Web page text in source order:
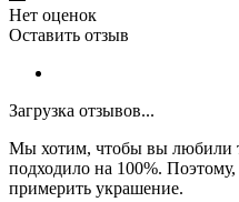
Нет оценок
Оставить отзыв
Загрузка отзывов...
Мы хотим, чтобы вы любили
подходило на 100%.
примерить украшение.